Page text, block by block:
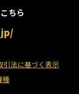
ちら
引法に基づく表示
種